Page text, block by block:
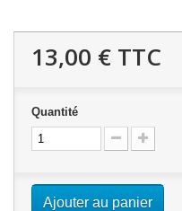
13,00 € TTC
Quantité
Ajouter au panier